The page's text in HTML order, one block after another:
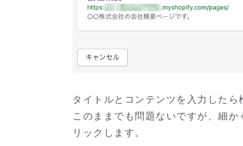
タイトルとコンテンツを入力したら
このままでも問題ないですが、細
リックします。